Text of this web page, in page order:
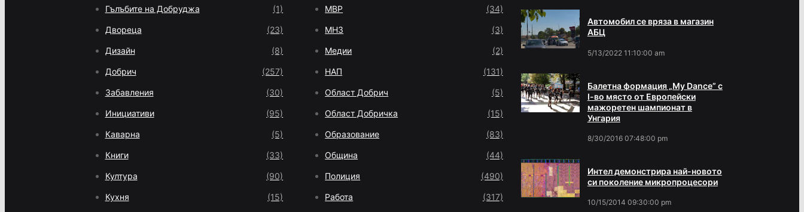
Гълъбите на Добруджа (1)
Двореца (23)
Дизайн (8)
Добрич (257)
Забавления (30)
Инициативи (95)
Каварна (5)
Книги (33)
Култура (90)
Кухня (15)
МВР (34)
МНЗ (3)
Медии (2)
НАП (131)
Област Добрич (5)
Област Добричка (15)
Образование (83)
Община (44)
Полиция (490)
Работа (317)
Автомобил се вряза в магазин
АБЦ
5/13/2022 11:10:00 am
Балетна формация „My Dance” с
І-во място от Европейски
мажоретен шампионат в
Унгария
8/30/2016 07:48:00 pm
Интел демонстрира най-новото
си поколение микропроцесори
10/15/2014 09:30:00 pm